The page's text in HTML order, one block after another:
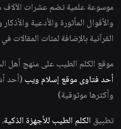
موسوعة علمية تضم عشرات الآلاف
والأقوال المأثورة والأدعية
القرآنية بالإضافة لمئات المقالات
موقع الكلم الطيب على منهج أهل
أحد فتاوى موقع إسلام ويب (أحد
وأكثرها موثوقية)
تطبيق الكلم الطيب للأجهزة الذكية